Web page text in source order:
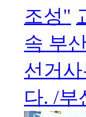
조성"
속 부
선거
다. /부